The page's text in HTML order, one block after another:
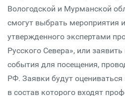
Вологодской и Мурманской
смогут выбрать мероприятия
утвержденного экспертами
Русского Севера», или
события для посещения,
РФ. Заявки будут
в состав которого входят